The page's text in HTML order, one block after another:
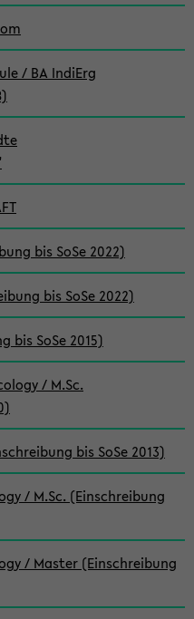
/ BA IndiErg
bis SoSe 2022)
bis SoSe 2022)
bis SoSe 2015)
/ M.Sc.
bis SoSe 2013)
/ M.Sc. (Einschreibung
/ Master (Einschreibung